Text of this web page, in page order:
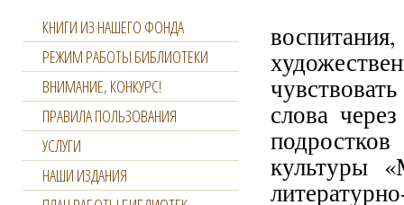
слова
культуры
КНИГИ ИЗ НАШЕГО ФОНДА
РЕЖИМ РАБОТЫ БИБЛИОТЕКИ
ВНИМАНИЕ, КОНКУРС!
ПРАВИЛА ПОЛЬЗОВАНИЯ
УСЛУГИ
НАШИ ИЗДАНИЯ